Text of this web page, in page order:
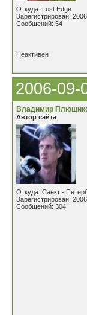
Откуда: Lost Edge
Зарегистрирован:
Сообщений: 54
Неактивен
2006-09-
Владимир
Автор сайта
Откуда: Санкт -
Зарегистрирован:
Сообщений: 304